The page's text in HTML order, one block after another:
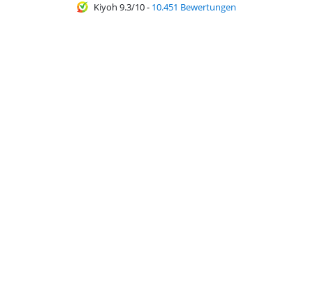
Kiyoh 9.3/10- 10.451 Bewertungen